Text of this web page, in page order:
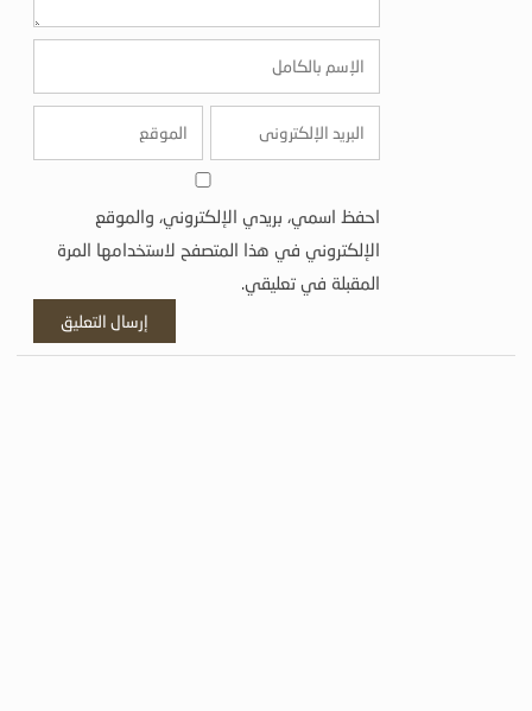
احفظ اسمي، بريدي الإلكتروني، والموقع
الإلكتروني في هذا المتصفح لاستخدامها المرة
المقبلة في تعليقي.